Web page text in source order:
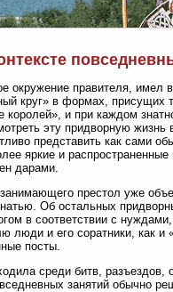
окружение правителя,
круг» в формах,
королей», и при каждом
эту придворную жизнь
представить как сами
яркие и распространенные
дарами.
престол уже
Об остальных
в соответствии с
люди и его соратники, как
посты.
среди битв,
занятий обычно